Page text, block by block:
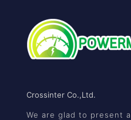
Crossinter Co.,Ltd.
We are glad to present